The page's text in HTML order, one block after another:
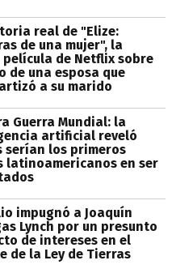
real de "Elize:
de una mujer", la
película de Netflix sobre
de una esposa que
a su marido
Guerra Mundial: la
artificial reveló
serían los primeros
latinoamericanos en ser
impugnó a Joaquín
Lynch por un presunto
de intereses en el
de la Ley de Tierras